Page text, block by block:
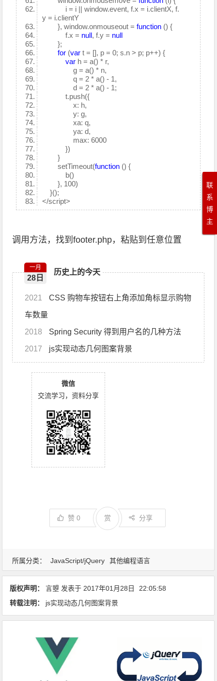
i = i || window.event, f.x = i.clientX, f.
y = i.clientY
}, window.onmouseout =function () {
f.x = null , f.y = null
};
for (var t = [], p = 0; s.n > p; p++) {
var h = a() * r,
g = a() * n,
q = 2 * a() - 1,
d = 2 * a() - 1;
t.push({
x: h,
y: g,
xa: q,
ya: d,
max: 6000
})
}
setTimeout(function () {
b()
}, 100)
}();
</script>
调用方法，找到footer.php，粘贴到任意位置
历史上的今天
一月
28日
2021 CSS 购物车按钮右上角添加角标显示购物
车数量
2018 Spring Security 得到用户名的几种方法
2017 js实现动态几何图案背景
微信
交流学习，资料分享
赞0 分享
赏
所属分类： JavaScript/jQuery 其他编程语言
版权声明： 言曌 发表于 2017年01月28日
22:05:58
转载注明：
js实现动态几何图案背景
联
系
博
主